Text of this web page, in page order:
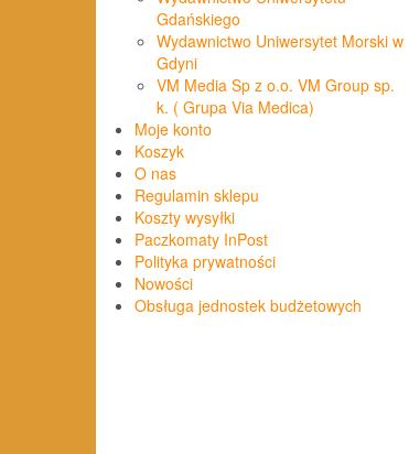
Gdańskiego
Wydawnictwo Uniwersytet Morski w
Gdyni
VM Media Sp z o.o. VM Group sp.
k. ( Grupa Via Medica)
Moje konto
Koszyk
O nas
Regulamin sklepu
Koszty wysyłki
Paczkomaty InPost
Polityka prywatności
Nowości
Obsługa jednostek budżetowych